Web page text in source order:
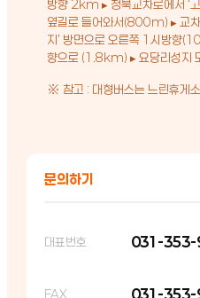
방향 2km ▸ 청북교차로에서 ‘
옆길로 들어와서(800m) ▸ 교차
지’ 방면으로 오른쪽 1시방향
향으로 (1.8km) ▸ 요당리성지
※ 참고 : 대형버스는 느린휴게
문의하기
대표번호 031-353-
FAX 031-353-